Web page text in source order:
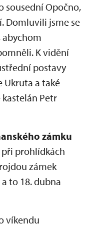
sousední Opočno,
Domluvili jsme se
K vidění
postavy
Ukruta a také
kastelán Petr
zámku
při prohlídkách
zámek
to 18. dubna
víkendu